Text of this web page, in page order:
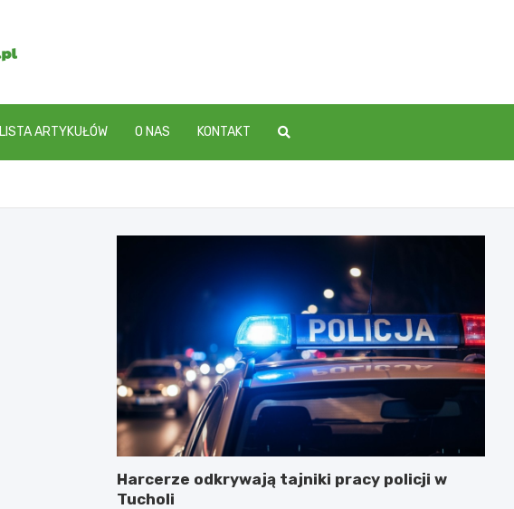
LISTA ARTYKUŁÓW O NAS KONTAKT
Harcerze odkrywają tajniki pracy policji w
Tucholi